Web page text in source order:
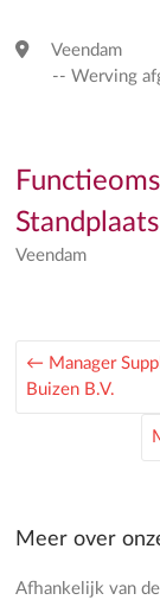
Veendam
-- Werving
Standplaats
Veendam
← Manager
Buizen B.V.
Meer over
Afhankelijk van